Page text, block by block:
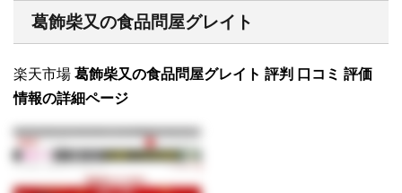
葛飾柴又の食品問屋グレイト
楽天市場 葛飾柴又の食品問屋グレイト 評判 口コミ 評価
情報の詳細ページ